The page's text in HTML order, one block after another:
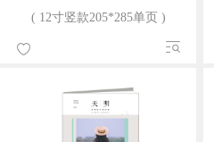
( 12寸竖款205*285单页 )